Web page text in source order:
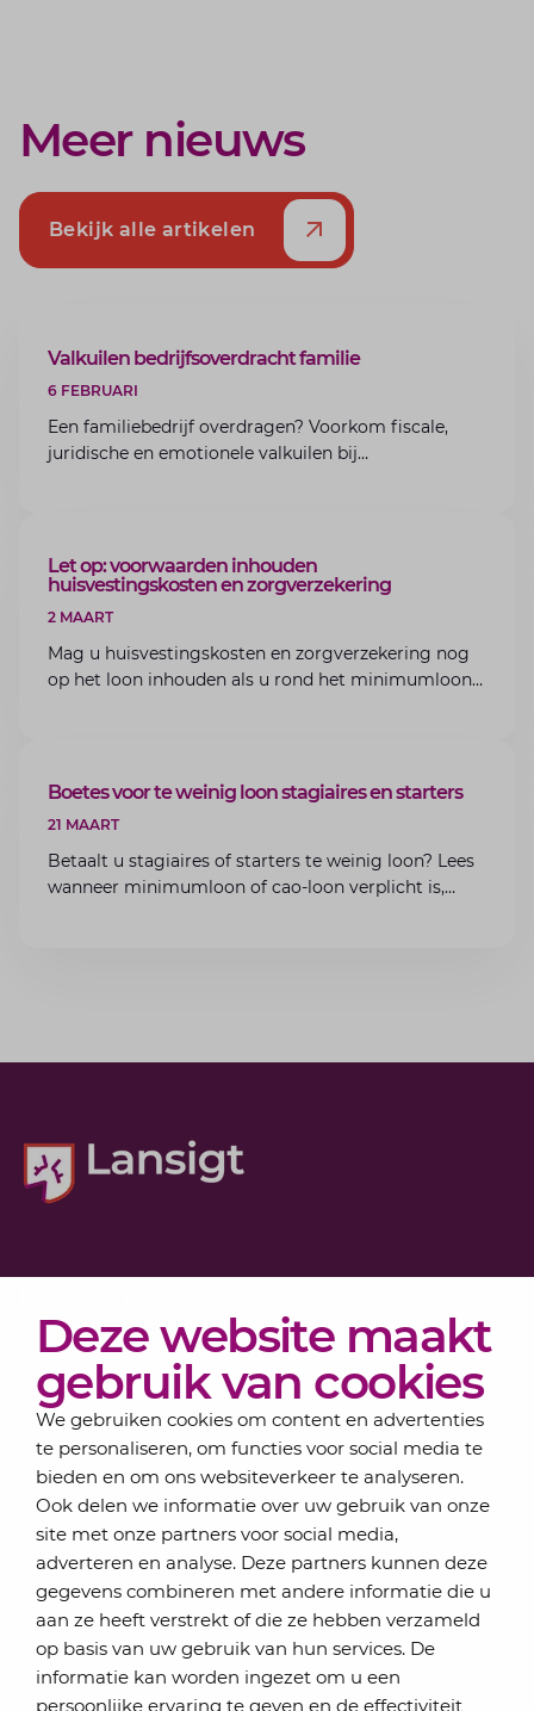
Deze website maakt
gebruik van cookies
We gebruiken cookies om content en advertenties
te personaliseren, om functies voor social media te
bieden en om ons websiteverkeer te analyseren.
Ook delen we informatie over uw gebruik van onze
site met onze partners voor social media,
adverteren en analyse. Deze partners kunnen deze
gegevens combineren met andere informatie die u
aan ze heeft verstrekt of die ze hebben verzameld
op basis van uw gebruik van hun services. De
informatie kan worden ingezet om u een
persoonlijke ervaring te geven en de effectiviteit
Meer nieuws
Bekijk alle artikelen
ARTIKEL
Valkuilen bedrijfsoverdracht familie
6 FEBRUARI
Een familiebedrijf overdragen? Voorkom fiscale,
juridische en emotionele valkuilen bij
ARTIKEL
Let op: voorwaarden inhouden
huisvestingskosten en zorgverzekering
2 MAART
Mag u huisvestingskosten en zorgverzekering nog
op het loon inhouden als u rond het minimumloon
ARTIKEL
Boetes voor te weinig loon stagiaires en starters
21 MAART
Betaalt u stagiaires of starters te weinig loon? Lees
wanneer minimumloon of cao-loon verplicht is,
Actueel
Over Lansigt
Contact
Schrijf je in voor onze nieuwsbrief
Elke maand bundelen de adviseurs van Lansigt in
de eSigt het nieuws.
Jouw emailadres